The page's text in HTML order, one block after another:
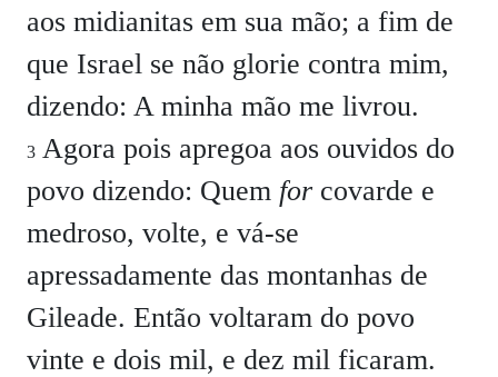
aos midianitas em sua mão; a fim de
que Israel se não glorie contra mim,
dizendo: A minha mão me livrou.
3 Agora pois apregoa aos ouvidos do
povo dizendo: Quem for covarde e
medroso, volte, e vá-se
apressadamente das montanhas de
Gileade. Então voltaram do povo
vinte e dois mil, e dez mil ficaram.